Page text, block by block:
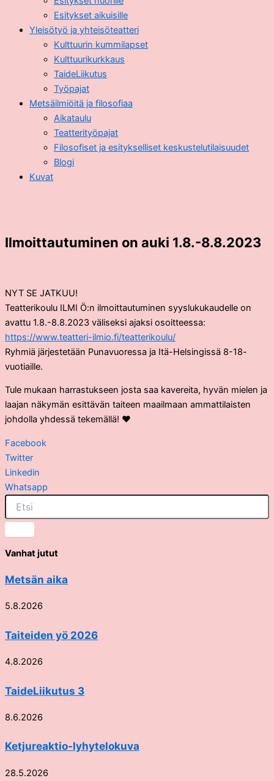
Esitykset aikuisille
Yleisötyö ja yhteisöteatteri
Kulttuurin kummilapset
Kulttuurikurkkaus
TaideLiikutus
Työpajat
Metsäilmiöitä ja filosofiaa
Aikataulu
Teatterityöpajat
Filosofiset ja esitykselliset keskustelutilaisuudet
Blogi
Kuvat
Ilmoittautuminen on auki 1.8.-8.8.2023
NYT SE JATKUU!
Teatterikoulu ILMI Ö:n ilmoittautuminen syyslukukaudelle on
avattu 1.8.-8.8.2023 väliseksi ajaksi osoitteessa:
https://www.teatteri-ilmio.fi/teatterikoulu/
Ryhmiä järjestetään Punavuoressa ja Itä-Helsingissä 8-18-
vuotiaille.
Tule mukaan harrastukseen josta saa kavereita, hyvän mielen ja
laajan näkymän esittävän taiteen maailmaan ammattilaisten
johdolla yhdessä tekemällä! ❤️
Facebook
Twitter
Linkedin
Whatsapp
Vanhat jutut
Metsän aika
5.8.2026
Taiteiden yö 2026
4.8.2026
TaideLiikutus 3
8.6.2026
Ketjureaktio-lyhytelokuva
28.5.2026